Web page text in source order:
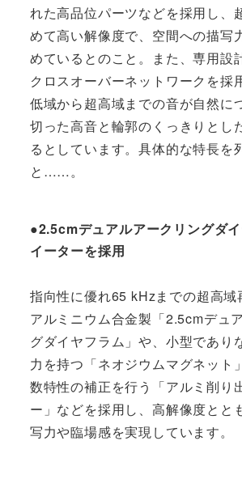
れた高品位パーツなどを採用し、
めて高い解像度で、空間への描写
めているとのこと。また、専用設
クロスオーバーネットワークを採
低域から超高域までの音が自然に
切った高音と輪郭のくっきりとし
るとしています。具体的な特長を
と……。
●2.5cmデュアルアークリングダ
イーターを採用
指向性に優れ65 kHzまでの超高域
アルミニウム合金製「2.5cmデュ
グダイヤフラム」や、小型であり
力を持つ「ネオジウムマグネット
数特性の補正を行う「アルミ削り
ー」などを採用し、高解像度とと
写力や臨場感を実現しています。